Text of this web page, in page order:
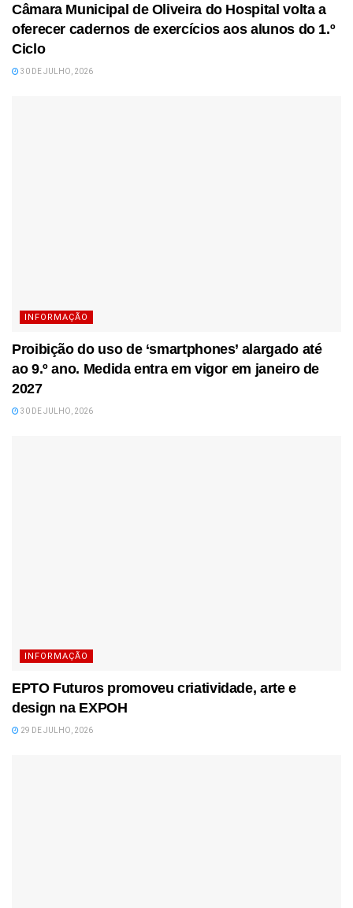
Câmara Municipal de Oliveira do Hospital volta a
oferecer cadernos de exercícios aos alunos do 1.º
Ciclo
30 DE JULHO, 2026
INFORMAÇÃO
Proibição do uso de ‘smartphones’ alargado até
ao 9.º ano. Medida entra em vigor em janeiro de
2027
30 DE JULHO, 2026
INFORMAÇÃO
EPTO Futuros promoveu criatividade, arte e
design na EXPOH
29 DE JULHO, 2026